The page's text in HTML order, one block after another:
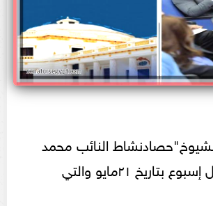
النائب محمد
ابوحجازي خلال إسبوع بتاريخ ٢١مايو والتي